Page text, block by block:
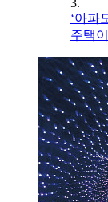
3.
‘아파
주택